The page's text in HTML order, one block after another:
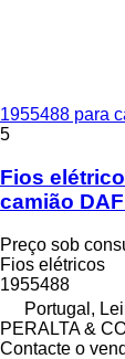
1955488 para
5
Fios
camião
Preço sob
Fios elétricos
1955488
Portugal,
PERALTA &
Contacte o